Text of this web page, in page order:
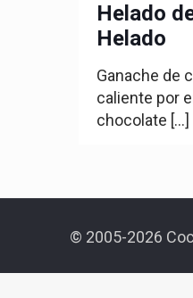
Helado
Helado
Ganache de
caliente por
chocolate […]
© 2005-2026